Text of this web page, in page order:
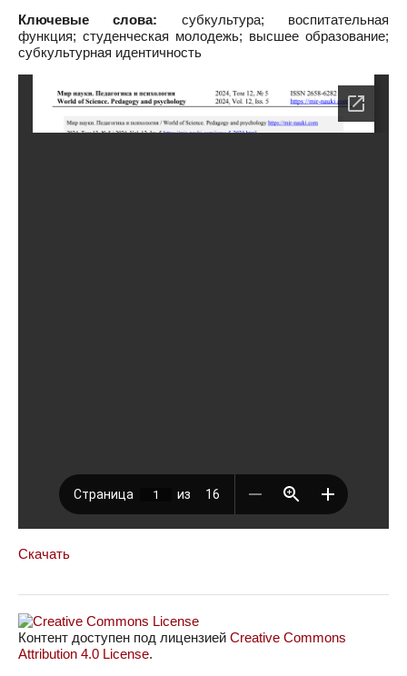
Ключевые слова: субкультура; воспитательная
функция; студенческая молодежь; высшее образование;
субкультурная идентичность
Скачать
Контент доступен под лицензией Creative Commons
Attribution 4.0 License.